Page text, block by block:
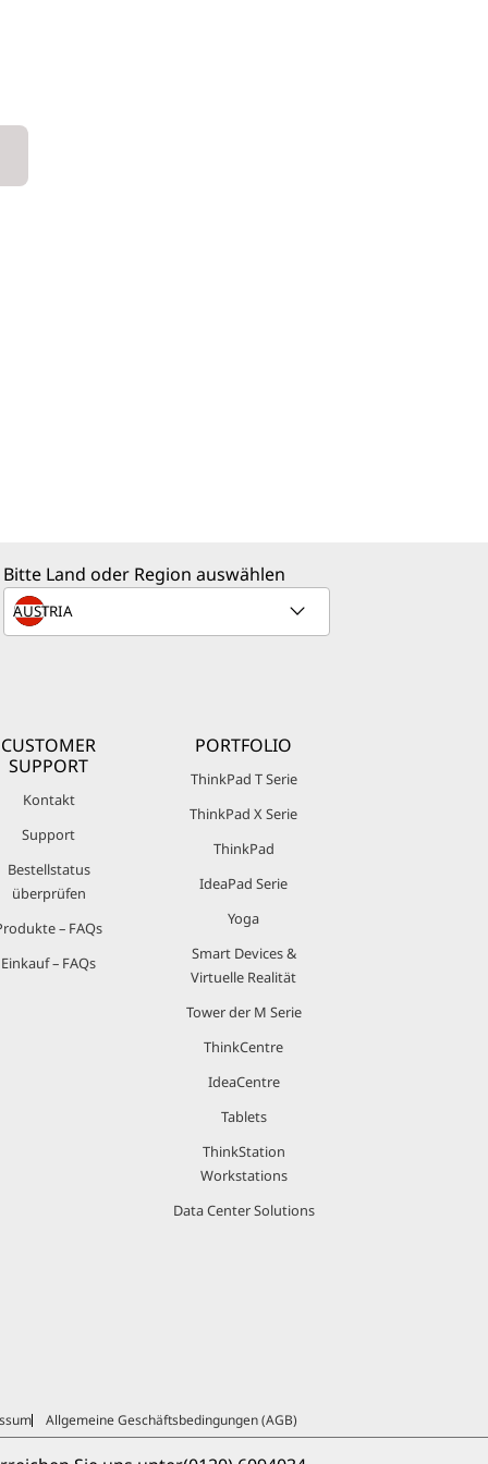
Bitte Land oder Region auswählen
CUSTOMER
SUPPORT
Kontakt
Support
Bestellstatus
überprüfen
– FAQs
Einkauf – FAQs
PORTFOLIO
ThinkPad T Serie
ThinkPad X Serie
ThinkPad
IdeaPad Serie
Yoga
Smart Devices &
Virtuelle Realität
Tower der M Serie
ThinkCentre
IdeaCentre
Tablets
ThinkStation
Workstations
Data Center Solutions
Allgemeine Geschäftsbedingungen (AGB)